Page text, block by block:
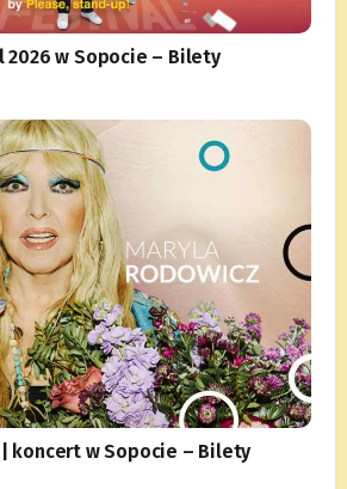
2026 w Sopocie – Bilety
koncert w Sopocie – Bilety